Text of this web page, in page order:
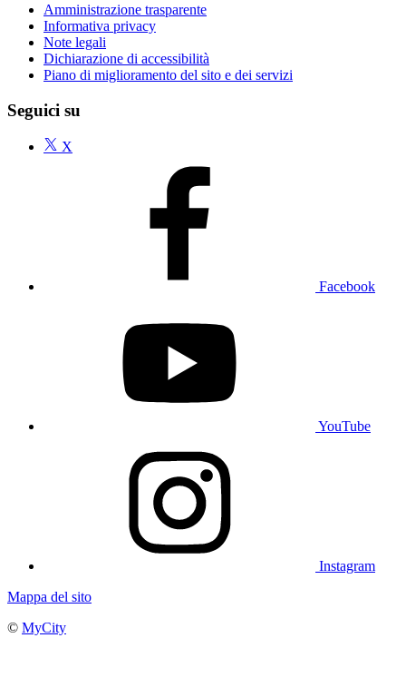
Amministrazione trasparente
Informativa privacy
Note legali
Dichiarazione di accessibilità
Piano di miglioramento del sito e dei servizi
Seguici su
X
Facebook
YouTube
Instagram
Mappa del sito
© MyCity